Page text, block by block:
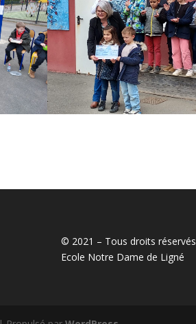
© 2021 – Tous droits réservés
Ecole Notre Dame de Ligné